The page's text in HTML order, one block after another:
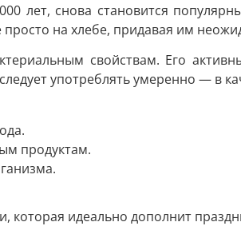
лет, снова становится
на хлебе, придавая им
свойствам. Его
употреблять умеренно — в
продуктам.
которая идеально дополнит